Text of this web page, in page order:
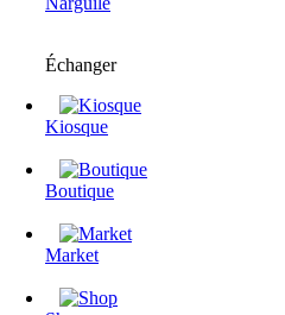
Échanger
Kiosque
Boutique
Market